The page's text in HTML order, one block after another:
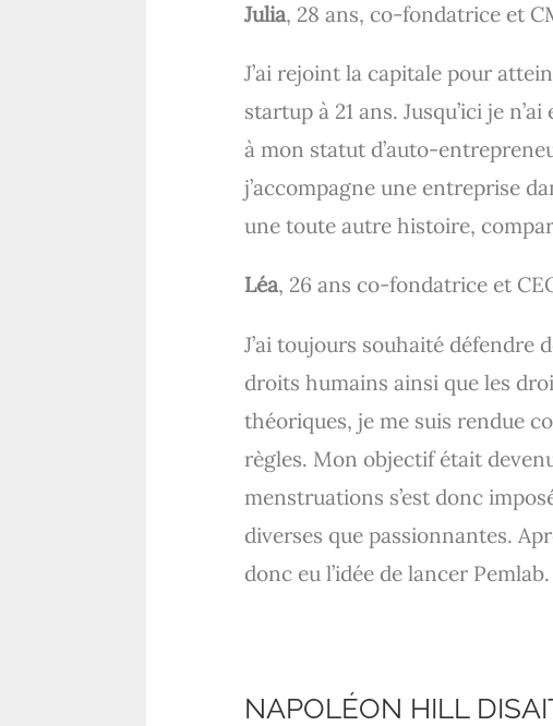
Julia, 28 ans, co-fondatrice et
J’ai rejoint la capitale pour
startup à 21 ans. Jusqu’ici je
à mon statut d’auto-
j’accompagne une entreprise
une toute autre histoire,
Léa, 26 ans co-fondatrice et
J’ai toujours souhaité défendre
droits humains ainsi que les
théoriques, je me suis rendue
règles. Mon objectif était
menstruations s’est donc
diverses que passionnantes.
donc eu l’idée de lancer Pemlab.
NAPOLÉON HILL